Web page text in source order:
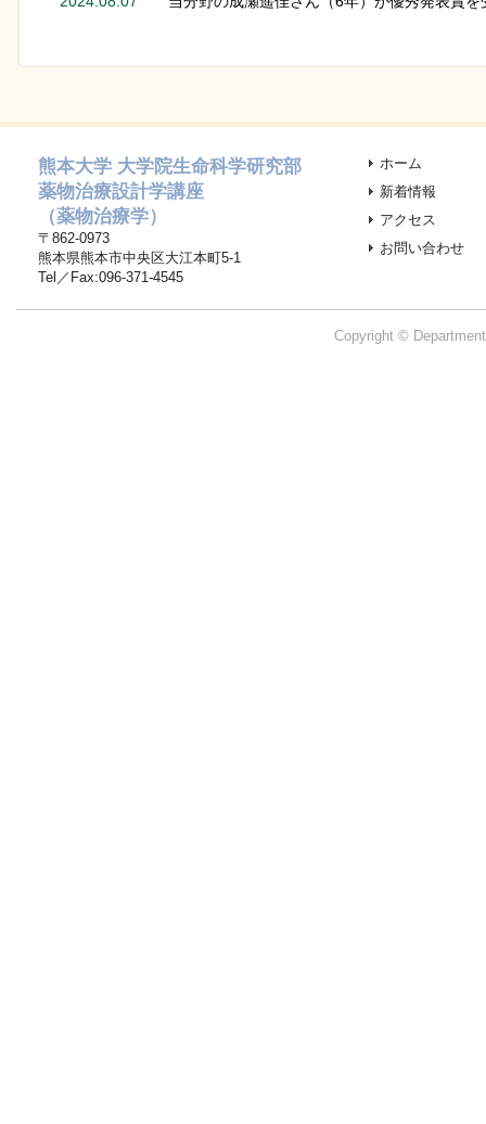
熊本大学 大学院生命科学研究部
薬物治療設計学講座
（薬物治療学）
〒862-0973
熊本県熊本市中央区大江本町5-1
Tel／Fax:096-371-4545
ホーム
新着情報
アクセス
お問い合わせ
Copyright ©